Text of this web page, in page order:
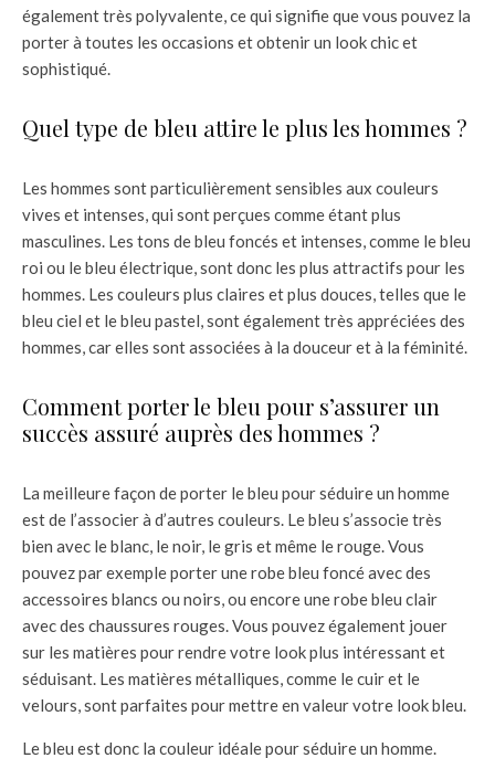
également très polyvalente, ce qui signifie que vous pouvez la
porter à toutes les occasions et obtenir un look chic et
sophistiqué.
Quel type de bleu attire le plus les hommes ?
Les hommes sont particulièrement sensibles aux couleurs
vives et intenses, qui sont perçues comme étant plus
masculines. Les tons de bleu foncés et intenses, comme le bleu
roi ou le bleu électrique, sont donc les plus attractifs pour les
hommes. Les couleurs plus claires et plus douces, telles que le
bleu ciel et le bleu pastel, sont également très appréciées des
hommes, car elles sont associées à la douceur et à la féminité.
Comment porter le bleu pour s’assurer un
succès assuré auprès des hommes ?
La meilleure façon de porter le bleu pour séduire un homme
est de l’associer à d’autres couleurs. Le bleu s’associe très
bien avec le blanc, le noir, le gris et même le rouge. Vous
pouvez par exemple porter une robe bleu foncé avec des
accessoires blancs ou noirs, ou encore une robe bleu clair
avec des chaussures rouges. Vous pouvez également jouer
sur les matières pour rendre votre look plus intéressant et
séduisant. Les matières métalliques, comme le cuir et le
velours, sont parfaites pour mettre en valeur votre look bleu.
Le bleu est donc la couleur idéale pour séduire un homme.